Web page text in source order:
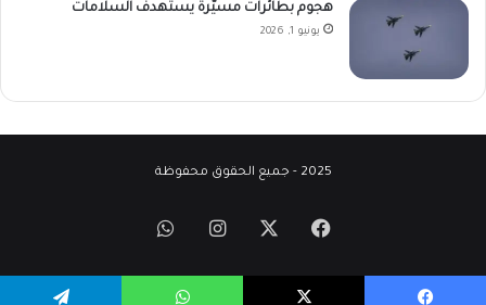
هجوم بطائرات مسيّرة يستهدف السلامات
يونيو 1, 2026
2025 - جميع الحقوق محفوظة
فيسبوك انستقرامواتساب